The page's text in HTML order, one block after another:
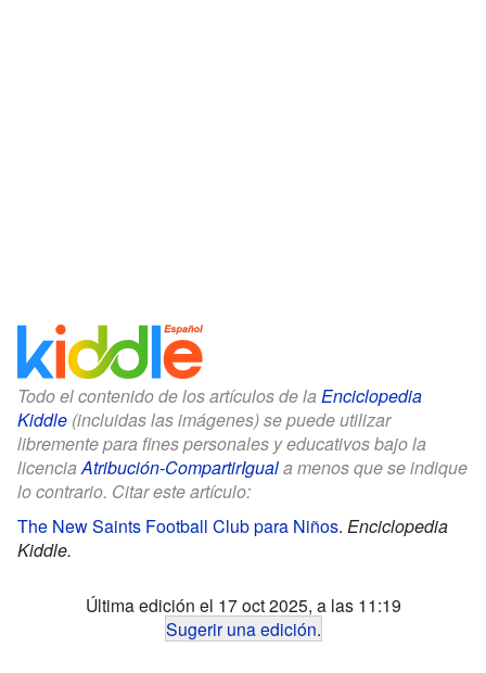
Todo el contenido de los artículos de la Enciclopedia
Kiddle (incluidas las imágenes) se puede utilizar
libremente para fines personales y educativos bajo la
licenciaAtribución-CompartirIguala menos que se indique
lo contrario. Citar este artículo:
The New Saints Football Club para Niños. Enciclopedia
Kiddle.
Última edición el 17 oct 2025, a las 11:19
Sugerir una edición.